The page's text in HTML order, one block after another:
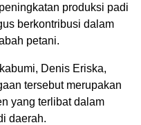
produksi padi
berkontribusi dalam
petani.
Denis Eriska,
tersebut merupakan
yang terlibat dalam
daerah.